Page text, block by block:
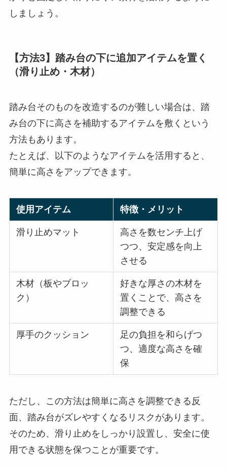
しましょう。
【方法3】踏み台の下に追加アイテムを置く
（滑り止め・木材）
踏み台そのものを改造するのが難しい場合は、踏
み台の下に高さを補助するアイテムを敷くという
方法もあります。
たとえば、以下のようなアイテムを活用すると、
簡単に高さをアップできます。
使用アイテム 特徴・メリット
滑り止めマット
高さを数センチ上げ
つつ、安定感を向上
させる
木材（板やブロッ
ク）
好きな厚さの木材を
置くことで、高さを
調整できる
厚手のクッション
足の負担を和らげつ
つ、適度な高さを確
保
ただし、この方法は簡単に高さを調整できる反
面、踏み台がズレやすくなるリスクがあります。
そのため、滑り止めをしっかり設置し、安全に使
用できる状態を保つことが重要です。